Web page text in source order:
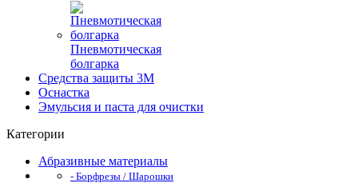
Пневмотическая
болгарка
Средства защиты 3М
Оснастка
Эмульсия и паста для очистки
Категории
Абразивные материалы
- Борфрезы / Шарошки